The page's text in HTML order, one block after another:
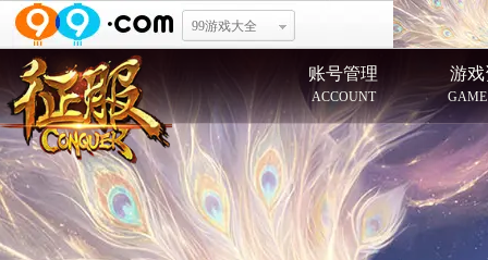
99游戏大全
账号管理
ACCOUNT
游